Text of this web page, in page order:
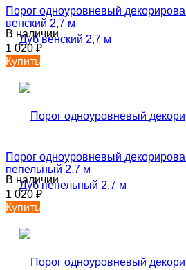
Порог одноуровневый
венский 2,7 м
В наличии
1 020₽
Купить
Порог одноуровневый
пепельный 2,7 м
В наличии
1 020₽
Купить